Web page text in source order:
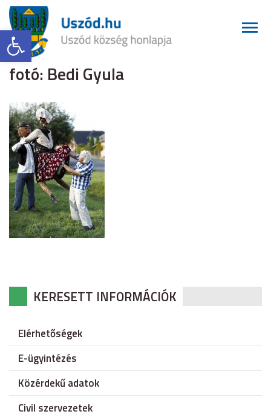
Eszköztár megnyitása
fotó: Bedi Gyula
KERESETT INFORMÁCIÓK
Elérhetőségek
E-ügyintézés
Közérdekű adatok
Civil szervezetek